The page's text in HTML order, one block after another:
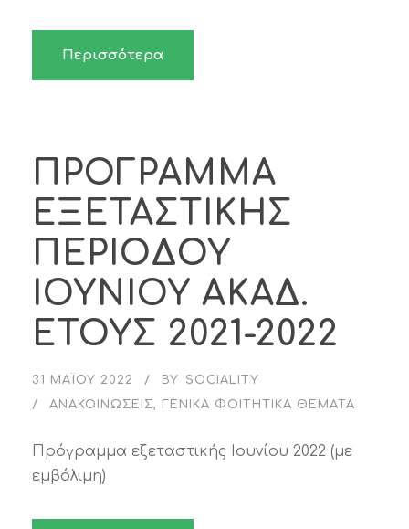
Περισσότερα
ΠΡΟΓΡΑΜΜΑ
ΕΞΕΤΑΣΤΙΚΗΣ
ΠΕΡΙΟΔΟΥ
ΙΟΥΝΙΟΥ ΑΚΑΔ.
ΕΤΟΥΣ 2021-2022
31 ΜΑΪ́ΟΥ 2022 BY
SOCIALITY
ΑΝΑΚΟΙΝΏΣΕΙΣ, ΓΕΝΙΚΆ ΦΟΙΤΗΤΙΚΆ ΘΈΜΑΤΑ
Πρόγραμμα εξεταστικής Ιουνίου 2022 (με
εμβόλιμη)